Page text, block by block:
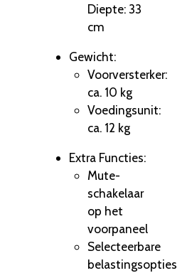
Diepte: 33
cm
Gewicht:
Voorversterker:
ca. 10 kg
Voedingsunit:
ca. 12 kg
Extra Functies:
Mute-
schakelaar
op het
voorpaneel
Selecteerbare
belastingsopties